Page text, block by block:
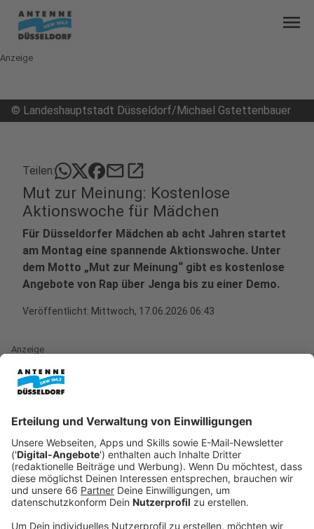
menu
Anzeige
© Landeshauptstadt Düsseldorf/Michael Gstettenbauer
Teilen: mailopen_in_new
Mut zur Meinung: Kostenlose
Aktionswoche für Mädchen
Für Düsseldorfer Mädchen ab acht Jahren startet
am Montag eine spannende Aktionswoche. Unter
dem Motto „Mut zur Meinung“ gibt es kostenlose
Angebote von Rap über Jenga bis zu einer Demo.
Veröffentlicht: Mittwoch, 17.06.2026 06:43
Anzeige
Von der Kletterwand bis zur eigenen Demonstration:
Düsseldorfer Mädchen ab acht Jahren können ab
Montag eine kostenlose Aktionswoche erleben. Unter
dem Motto „Mut zur Meinung - Demokratie leben!“
laden mehrere Kinder- und Jugendfreizeiteinrichtungen
der Stadt von Montag bis Donnerstag zu einem
abwechslungsreichen Programm ein. Ziel der Initiative